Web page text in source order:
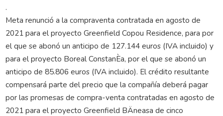
.
Meta renunció a la compraventa contratada en agosto de
2021 para el proyecto Greenfield Copou Residence, para por
el que se abonó un anticipo de 127.144 euros (IVA incluido) y
para el proyecto Boreal ConstanÈa, por el que se abonó un
anticipo de 85.806 euros (IVA incluido). El crédito resultante
compensará parte del precio que la compañía deberá pagar
por las promesas de compra-venta contratadas en agosto de
2021 para el proyecto Greenfield BÄneasa de cinco